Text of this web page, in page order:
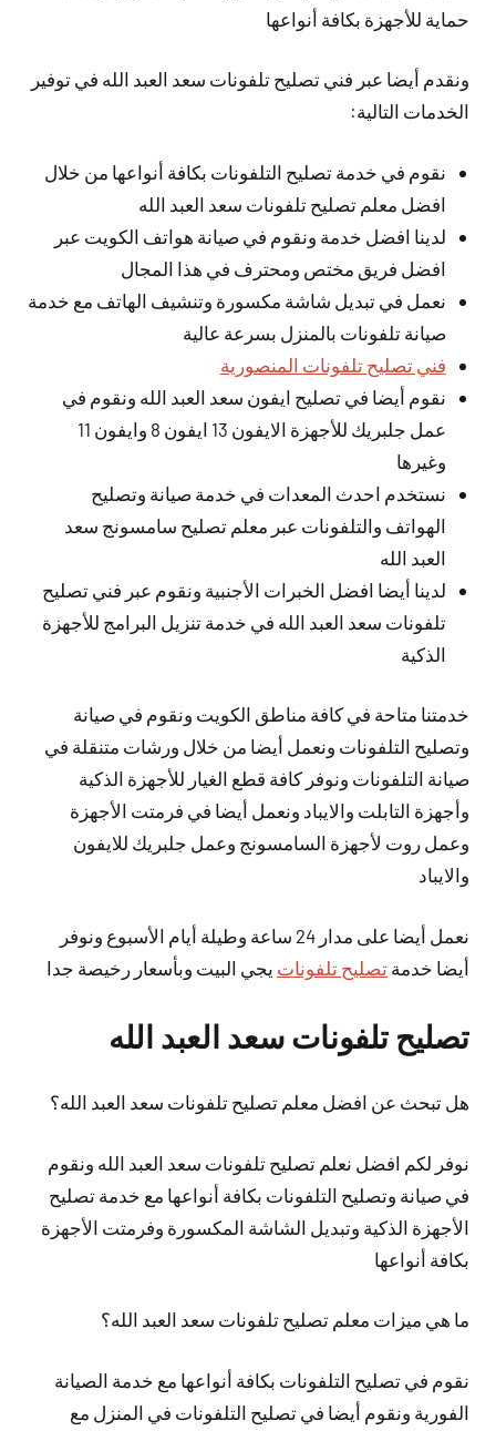
حماية للأجهزة بكافة أنواعها
ونقدم أيضا عبر فني تصليح تلفونات سعد العبد الله في توفير
الخدمات التالية:
نقوم في خدمة تصليح التلفونات بكافة أنواعها من خلال
افضل معلم تصليح تلفونات سعد العبد الله
لدينا افضل خدمة ونقوم في صيانة هواتف الكويت عبر
افضل فريق مختص ومحترف في هذا المجال
نعمل في تبديل شاشة مكسورة وتنشيف الهاتف مع خدمة
صيانة تلفونات بالمنزل بسرعة عالية
فني تصليح تلفونات المنصورية
نقوم أيضا في تصليح ايفون سعد العبد الله ونقوم في
عمل جلبريك للأجهزة الايفون 13 ايفون 8 وايفون 11
وغيرها
نستخدم احدث المعدات في خدمة صيانة وتصليح
الهواتف والتلفونات عبر معلم تصليح سامسونج سعد
العبد الله
لدينا أيضا افضل الخبرات الأجنبية ونقوم عبر فني تصليح
تلفونات سعد العبد الله في خدمة تنزيل البرامج للأجهزة
الذكية
خدمتنا متاحة في كافة مناطق الكويت ونقوم في صيانة
وتصليح التلفونات ونعمل أيضا من خلال ورشات متنقلة في
صيانة التلفونات ونوفر كافة قطع الغيار للأجهزة الذكية
وأجهزة التابلت والايباد ونعمل أيضا في فرمتت الأجهزة
وعمل روت لأجهزة السامسونج وعمل جلبريك للايفون
والايباد
نعمل أيضا
على مدار 24 ساعة وطيلة أيام الأسبوع ونوفر
أيضا خدمة تصليح تلفونات يجي البيت وبأسعار رخيصة جدا
تصليح تلفونات سعد العبد الله
هل تبحث عن افضل معلم تصليح تلفونات سعد العبد الله؟
نوفر لكم افضل نعلم تصليح تلفونات سعد العبد الله ونقوم
في صيانة وتصليح التلفونات بكافة أنواعها مع خدمة تصليح
الأجهزة الذكية وتبديل الشاشة المكسورة وفرمتت الأجهزة
بكافة أنواعها
ما هي ميزات معلم تصليح تلفونات سعد العبد الله؟
نقوم في تصليح التلفونات بكافة أنواعها مع خدمة الصيانة
الفورية ونقوم أيضا في تصليح التلفونات في المنزل مع